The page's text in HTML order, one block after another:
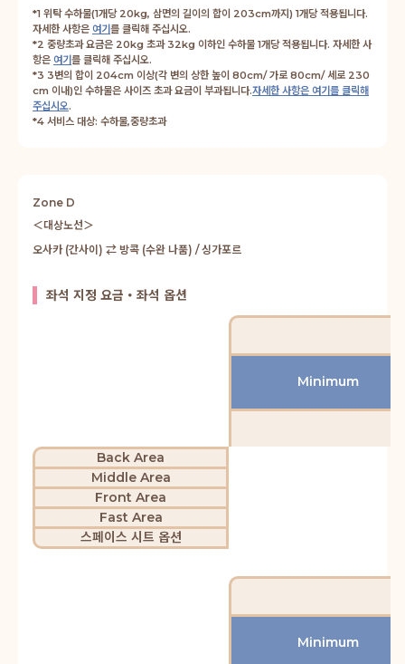
*1 위탁 수하물(1개당 20kg, 삼면의 길이의 합이 203cm까지) 1개당 적용됩니다.
자세한 사항은 여기를 클릭해 주십시오.
*2 중량초과 요금은 20kg 초과 32kg 이하인 수하물 1개당 적용됩니다. 자세한 사
항은 여기를 클릭해 주십시오.
*3 3변의 합이 204cm 이상(각 변의 상한 높이 80cm/ 가로 80cm/ 세로 230
cm 이내)인 수하물은 사이즈 초과 요금이 부과됩니다.자세한 사항은 여기를 클릭해
주십시오.
*4 서비스 대상: 수하물,중량초과
Zone D
＜대상노선＞
오사카 (간사이) ⇄ 방콕 (수완 나품) / 싱가포르
좌석 지정 요금・좌석 옵션
Minimum
Back Area
Middle Area
Front Area
Fast Area
스페이스 시트 옵션
Minimum